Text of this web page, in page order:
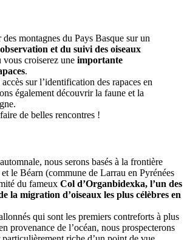
montagnes du Pays Basque sur un
et du suivi des oiseaux
vous croiserez une importante
.
sur l’identification des rapaces en
également découvrir la faune et la
de belles rencontres !
nous serons basés à la frontière
le Béarn (commune de Larrau en Pyrénées
du fameux Col d’Organbidexka, l’un des
la migration d’oiseaux les plus célèbres en
qui sont les premiers contreforts à plus
provenance de l’océan, nous prospecterons